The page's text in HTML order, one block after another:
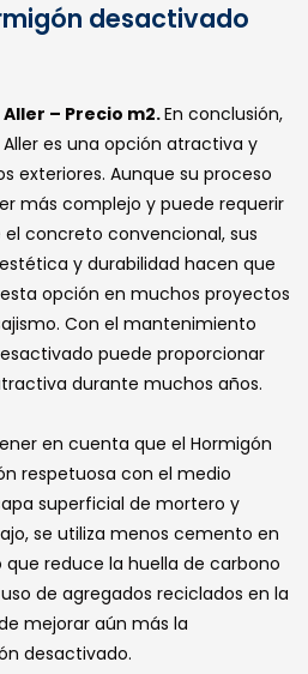
desactivado
– Precio m2.En conclusión,
es una opción atractiva y
exteriores. Aunque su proceso
más complejo y puede requerir
concreto convencional, sus
y durabilidad hacen que
opción en muchos proyectos
Con el mantenimiento
puede proporcionar
durante muchos años.
en cuenta que el Hormigón
respetuosa con el medio
superficial de mortero y
se utiliza menos cemento en
reduce la huella de carbono
de agregados reciclados en la
mejorar aún más la
desactivado.